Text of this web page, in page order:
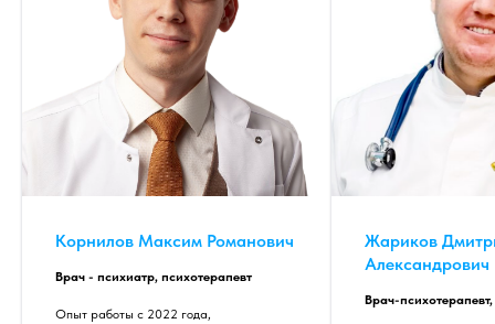
Корнилов Максим Романович
Врач - психиатр, психотерапевт
Опыт работы с 2022 года,
Жариков
Александрович
Врач-